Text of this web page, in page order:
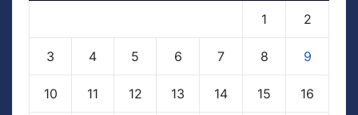
1 2
3 4 5 6 7 8 9
10 11 12 13 14 15 16